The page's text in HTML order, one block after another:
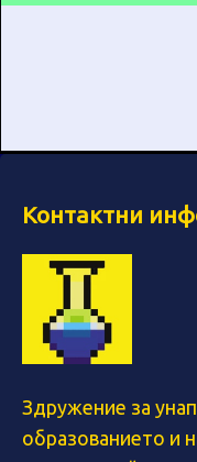
Контактни
Здружение за
образованието и